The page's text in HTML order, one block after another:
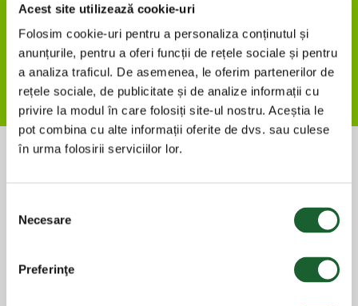
Acest site utilizează cookie-uri
Folosim cookie-uri pentru a personaliza conținutul și
anunțurile, pentru a oferi funcții de rețele sociale și pentru
a analiza traficul. De asemenea, le oferim partenerilor de
rețele sociale, de publicitate și de analize informații cu
privire la modul în care folosiți site-ul nostru. Aceștia le
pot combina cu alte informații oferite de dvs. sau culese
în urma folosirii serviciilor lor.
consimțământului
Necesare
Preferinţe
ciocolatoaaasă, cu interior dens și înveliș ușor
asemenea deliciu.
Ai încercat?